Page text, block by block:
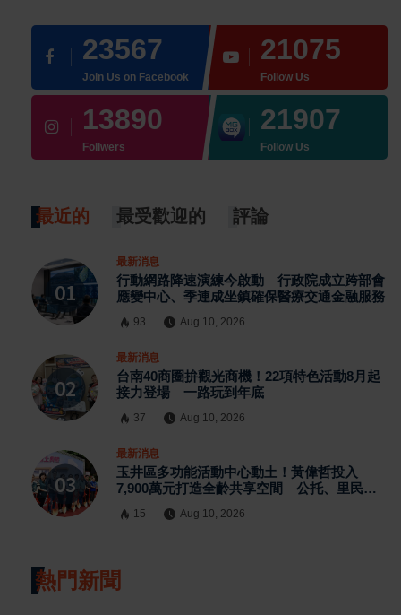
23567
Join Us on Facebook
21075
Follow Us
13890
Follwers
21907
Follow Us
最近的 最受歡迎的 評論
最新消息
行動網路降速演練今啟動 行政院成立跨部會
應變中心、季連成坐鎮確保醫療交通金融服務
93 Aug 10, 2026
最新消息
台南40商圈拚觀光商機！22項特色活動8月起
接力登場 一路玩到年底
37 Aug 10, 2026
最新消息
玉井區多功能活動中心動土！黃偉哲投入
7,900萬元打造全齡共享空間 公托、里民活
15 Aug 10, 2026
熱門新聞